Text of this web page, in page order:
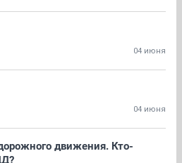
04 июня
04 июня
движения. Кто-